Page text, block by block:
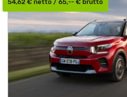
54,62 € netto / 65,-- € brutto